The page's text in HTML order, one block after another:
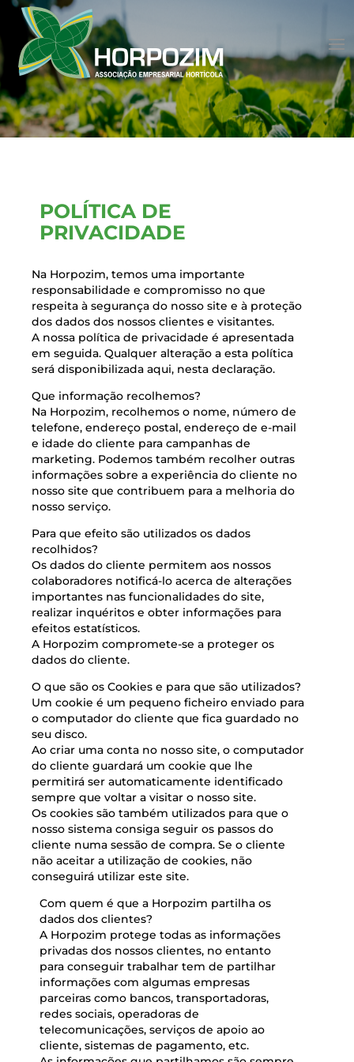
POLÍTICA DE
PRIVACIDADE
Na Horpozim, temos uma importante
responsabilidade e compromisso no que
respeita à segurança do nosso site e à proteção
dos dados dos nossos clientes e visitantes.
A nossa política de privacidade é apresentada
em seguida. Qualquer alteração a esta política
será disponibilizada aqui, nesta declaração.
Que informação recolhemos?
Na Horpozim, recolhemos o nome, número de
telefone, endereço postal, endereço de e-mail
e idade do cliente para campanhas de
marketing. Podemos também recolher outras
informações sobre a experiência do cliente no
nosso site que contribuem para a melhoria do
nosso serviço.
Para que efeito são utilizados os dados
recolhidos?
Os dados do cliente permitem aos nossos
colaboradores notificá-lo acerca de alterações
importantes nas funcionalidades do site,
realizar inquéritos e obter informações para
efeitos estatísticos.
A Horpozim compromete-se a proteger os
dados do cliente.
O que são os Cookies e para que são utilizados?
Um cookie é um pequeno ficheiro enviado para
o computador do cliente que fica guardado no
seu disco.
Ao criar uma conta no nosso site, o computador
do cliente guardará um cookie que lhe
permitirá ser automaticamente identificado
sempre que voltar a visitar o nosso site.
Os cookies são também utilizados para que o
nosso sistema consiga seguir os passos do
cliente numa sessão de compra. Se o cliente
não aceitar a utilização de cookies, não
conseguirá utilizar este site.
Com quem é que a Horpozim partilha os
dados dos clientes?
A Horpozim protege todas as informações
privadas dos nossos clientes, no entanto
para conseguir trabalhar tem de partilhar
informações com algumas empresas
parceiras como bancos, transportadoras,
redes sociais, operadoras de
telecomunicações, serviços de apoio ao
cliente, sistemas de pagamento, etc.